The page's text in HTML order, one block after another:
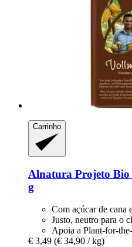
Carrinho
Alnatura Projeto Bio
g
Com açúcar de cana
Justo, neutro para o
Apoia a Plant-for-
€ 3,49 (€ 34,90 / kg)